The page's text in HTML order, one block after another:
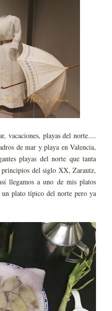
vacaciones, playas del norte....
de mar y playa en Valencia,
playas del norte que tanta
del siglo XX, Zarautz,
llegamos a uno de mis platos
plato típico del norte pero ya